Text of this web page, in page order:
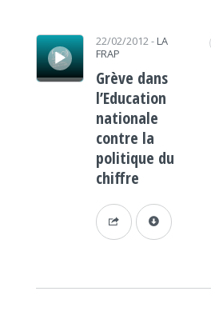
Lecteur audio 22/02/2012- LA
FRAP
Grève dans
l’Education
nationale
contre la
politique du
chiffre